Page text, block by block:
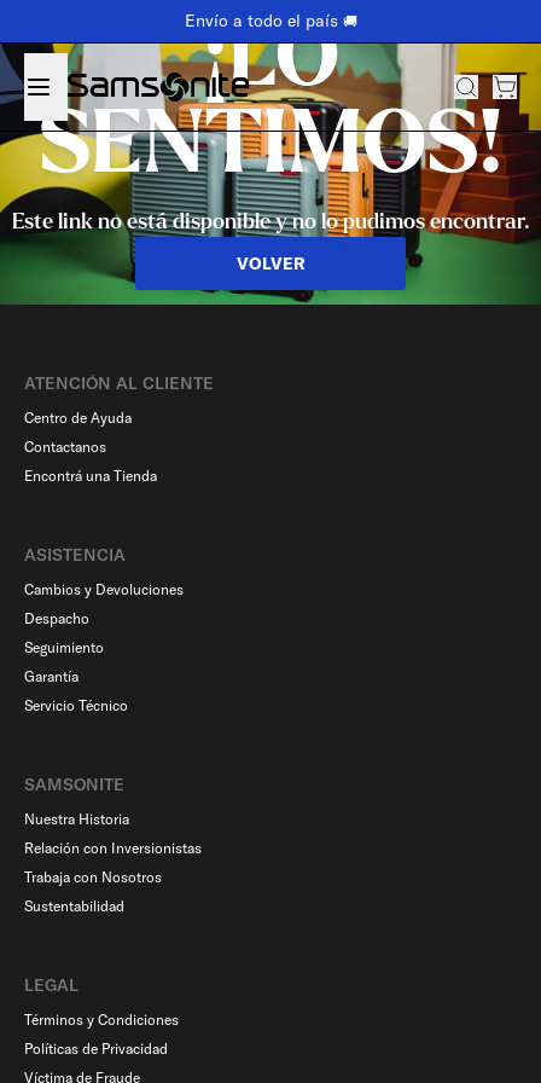
Envío a todo el país 🚚
¡LO
SENTIMOS!
Este link no está disponible y no lo pudimos encontrar.
VOLVER
ATENCIÓN AL CLIENTE
Centro de Ayuda
Contactanos
Encontrá una Tienda
ASISTENCIA
Cambios y Devoluciones
Despacho
Seguimiento
Garantía
Servicio Técnico
SAMSONITE
Nuestra Historia
Relación con Inversionistas
Trabaja con Nosotros
Sustentabilidad
LEGAL
Términos y Condiciones
Políticas de Privacidad
Víctima de Fraude